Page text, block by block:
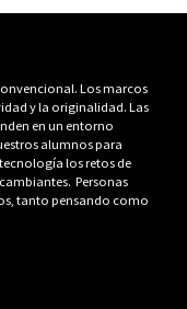
Los marcos
y la originalidad. Las
en un entorno
alumnos para
los retos de
Personas
tanto pensando como